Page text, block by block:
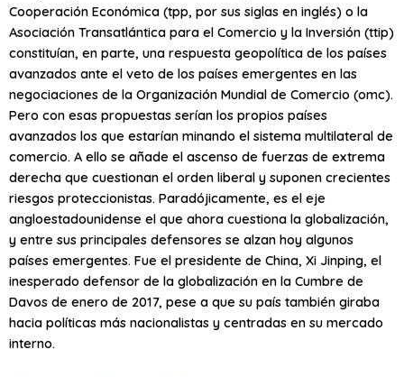
Cooperación Económica (tpp, por sus siglas en inglés) o la
Asociación Transatlántica para el Comercio y la Inversión (ttip)
constituían, en parte, una respuesta geopolítica de los países
avanzados ante el veto de los países emergentes en las
negociaciones de la Organización Mundial de Comercio (omc).
Pero con esas propuestas serían los propios países
avanzados los que estarían minando el sistema multilateral de
comercio. A ello se añade el ascenso de fuerzas de extrema
derecha que cuestionan el orden liberal y suponen crecientes
riesgos proteccionistas. Paradójicamente, es el eje
angloestadounidense el que ahora cuestiona la globalización,
y entre sus principales defensores se alzan hoy algunos
países emergentes. Fue el presidente de China, Xi Jinping, el
inesperado defensor de la globalización en la Cumbre de
Davos de enero de 2017, pese a que su país también giraba
hacia políticas más nacionalistas y centradas en su mercado
interno.